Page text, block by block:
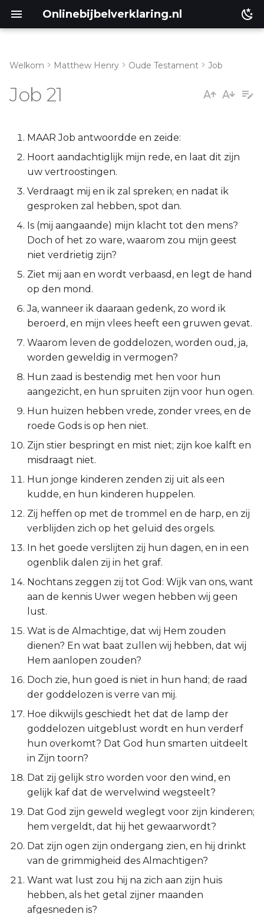
Onlinebijbelverklaring.nl
Job 21:7-16
Job 21:17-26
Job 21:27-34
Lukas
Handelingen
Romeinen
1 Korinthe
2 Korinthe
Galaten
Éfeze
Kolossenzen
1 Thessalonicenzen
2 Thessalonicenzen
1 Timótheüs
2 Timótheüs
Titus
Filémon
Hebreeën
Jakobus
1 Petrus
2 Petrus
1 Johannes
2 Johannes
3 Johannes
Openbaring
Welkom Matthew Henry Oude Testament Job
Job 21
MAAR Job antwoordde en zeide:
Hoort aandachtiglijk mijn rede, en laat dit zijn
uw vertroostingen.
Verdraagt mij en ik zal spreken; en nadat ik
gesproken zal hebben, spot dan.
Is (mij aangaande) mijn klacht tot den mens?
Doch of het zo ware, waarom zou mijn geest
niet verdrietig zijn?
Ziet mij aan en wordt verbaasd, en legt de hand
op den mond.
Ja, wanneer ik daaraan gedenk, zo word ik
beroerd, en mijn vlees heeft een gruwen gevat.
Waarom leven de goddelozen, worden oud, ja,
worden geweldig in vermogen?
Hun zaad is bestendig met hen voor hun
aangezicht, en hun spruiten zijn voor hun ogen.
Hun huizen hebben vrede, zonder vrees, en de
roede Gods is op hen niet.
Zijn stier bespringt en mist niet; zijn koe kalft en
misdraagt niet.
Hun jonge kinderen zenden zij uit als een
kudde, en hun kinderen huppelen.
Zij heffen op met de trommel en de harp, en zij
verblijden zich op het geluid des orgels.
In het goede verslijten zij hun dagen, en in een
ogenblik dalen zij in het graf.
Nochtans zeggen zij tot God: Wijk van ons, want
aan de kennis Uwer wegen hebben wij geen
lust.
Wat is de Almachtige, dat wij Hem zouden
dienen? En wat baat zullen wij hebben, dat wij
Hem aanlopen zouden?
Doch zie, hun goed is niet in hun hand; de raad
der goddelozen is verre van mij.
Hoe dikwijls geschiedt het dat de lamp der
goddelozen uitgeblust wordt en hun verderf
hun overkomt? Dat God hun smarten uitdeelt
in Zijn toorn?
Dat zij gelijk stro worden voor den wind, en
gelijk kaf dat de wervelwind wegsteelt?
Dat God zijn geweld weglegt voor zijn kinderen;
hem vergeldt, dat hij het gewaarwordt?
Dat zijn ogen zijn ondergang zien, en hij drinkt
van de grimmigheid des Almachtigen?
Want wat lust zou hij na zich aan zijn huis
hebben, als het getal zijner maanden
afgesneden is?